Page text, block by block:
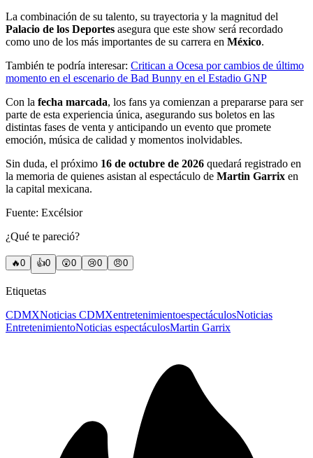
La combinación de su talento, su trayectoria y la magnitud del
Palacio de los Deportes asegura que este show será recordado
como uno de los más importantes de su carrera en México.
También te podría interesar: Critican a Ocesa por cambios de último
momento en el escenario de Bad Bunny en el Estadio GNP
Con la fecha marcada, los fans ya comienzan a prepararse para ser
parte de esta experiencia única, asegurando sus boletos en las
distintas fases de venta y anticipando un evento que promete
emoción, música de calidad y momentos inolvidables.
Sin duda, el próximo 16 de octubre de 2026 quedará registrado en
la memoria de quienes asistan al espectáculo de Martin Garrix en
la capital mexicana.
Fuente: Excélsior
¿Qué te pareció?
🔥0 👍0 😲0 😢0 😠0
Etiquetas
CDMXNoticias CDMXentretenimientoespectáculosNoticias
EntretenimientoNoticias espectáculosMartin Garrix